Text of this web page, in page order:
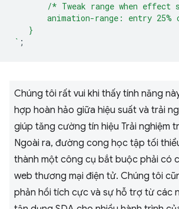
/* Tweak range when effect
animation-range: entry 25%
   }
` ;
Chúng tôi rất vui khi thấy tính năng
hợp hoàn hảo giữa hiệu suất và trải
giúp tăng cường tín hiệu Trải nghiệm
Ngoài ra, đường cong học tập tối
thành một công cụ bắt buộc phải có
web thương mại điện tử. Chúng tôi
phản hồi tích cực và sự hỗ trợ từ các